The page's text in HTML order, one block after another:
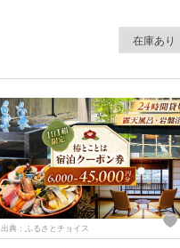
出典：ふるさとチョイス